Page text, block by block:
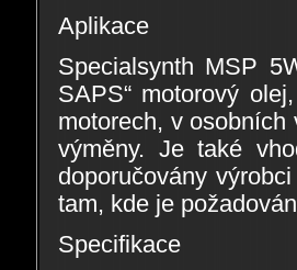
Aplikace
Specialsynth MSP
SAPS“ motorový
motorech, v osobních
výměny. Je také
doporučovány
tam, kde je
Specifikace